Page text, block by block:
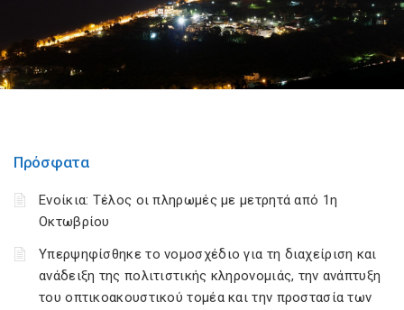
Πρόσφατα
Ενοίκια: Τέλος οι πληρωμές με μετρητά από 1η
Οκτωβρίου
Υπερψηφίσθηκε το νομοσχέδιο για τη διαχείριση και
ανάδειξη της πολιτιστικής κληρονομιάς, την ανάπτυξη
του οπτικοακουστικού τομέα και την προστασία των